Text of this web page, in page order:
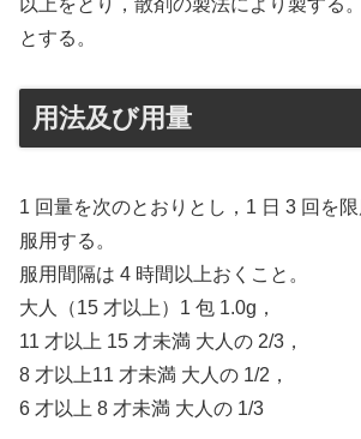
とする。
用法及び用量
1 回量を次のとおりとし，1 日 3 回を
服用する。
服用間隔は 4 時間以上おくこと。
大人（15 才以上）1 包 1.0g，
11 才以上 15 才未満 大人の 2/3，
8 才以上11 才未満 大人の 1/2，
6 才以上 8 才未満 大人の 1/3